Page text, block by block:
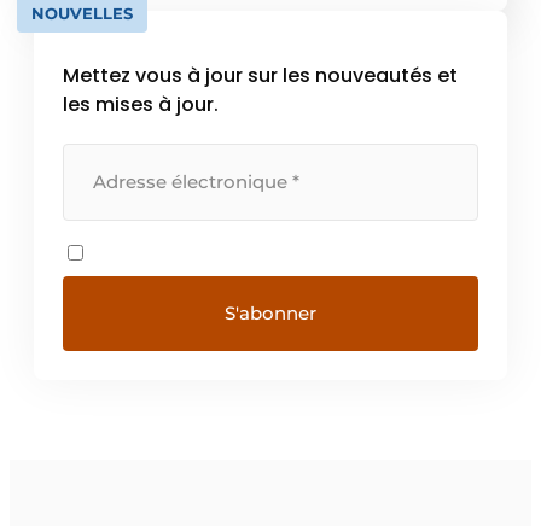
NOUVELLES
Mettez vous à jour sur les nouveautés et
les mises à jour.